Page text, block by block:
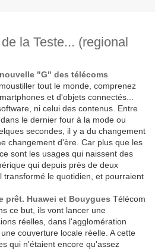
la Teste... (regional
"G" des télécoms
tout le monde, comprenez
et d'objets connectés...
ni celui des contenus. Entre
le dernier four à la mode ou
secondes, il y a du changement
changement d'ère. Car plus que les
sont les usages qui naissent des
qui depuis près de deux
transformé le quotidien, et pourraient
prêt. Huawei et Bouygues Télécom
ce but, ils vont lancer une
réelles, dans l'agglomération
couverture locale réelle. A cette
qui n'étaient encore qu'assez